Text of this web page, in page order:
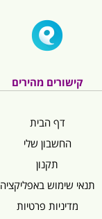
קישורים מהירים
דף הבית
החשבון שלי
תקנון
תנאי שימוש באפליקציה
מדיניות פרטיות